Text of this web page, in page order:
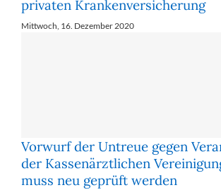
privaten Krankenversicherung
Mittwoch, 16. Dezember 2020
Vorwurf der Untreue gegen
der Kassenärztlichen
muss neu geprüft werden